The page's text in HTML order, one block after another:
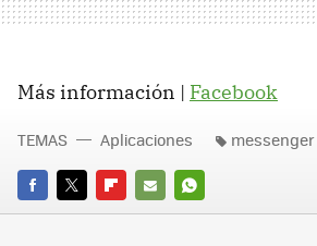
Más información | Facebook
FACEBOOK
TWITTERFLIPBOARD
E-
WHATSAPP
TEMAS Aplicaciones messenger